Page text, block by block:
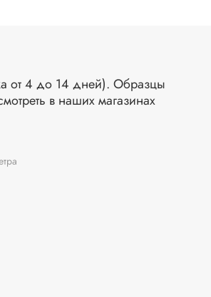
наличие в магазинах
– 100%
г/м.кв.
500 г.
(или тест Мартиндейла): 40
ощупь мягкая, приятная, имеет
интерьерными стилями.
от 4 до 14 дней). Образцы
в наших магазинах